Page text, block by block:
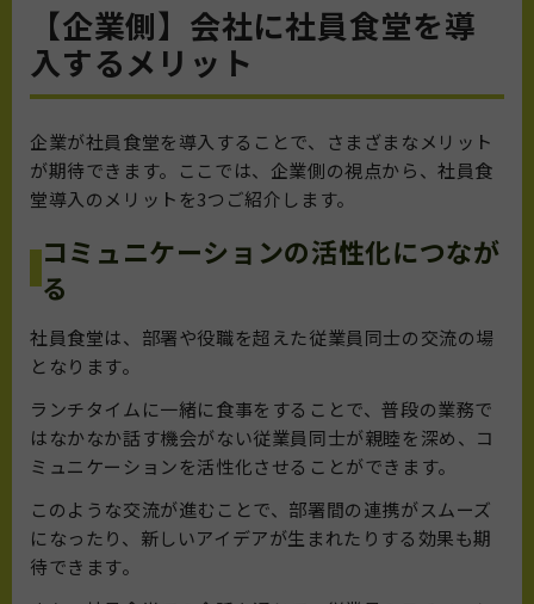
【企業側】会社に社員食堂を導
入するメリット
企業が社員食堂を導入することで、さまざまなメリット
が期待できます。ここでは、企業側の視点から、社員食
堂導入のメリットを3つご紹介します。
コミュニケーションの活性化につなが
る
社員食堂は、部署や役職を超えた従業員同士の交流の場
となります。
ランチタイムに一緒に食事をすることで、普段の業務で
はなかなか話す機会がない従業員同士が親睦を深め、コ
ミュニケーションを活性化させることができます。
このような交流が進むことで、部署間の連携がスムーズ
になったり、新しいアイデアが生まれたりする効果も期
待できます。